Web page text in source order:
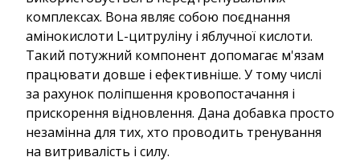
комплексах. Вона являє собою поєднання
амінокислоти L-цитруліну і яблучної кислоти.
Такий потужний компонент допомагає м'язам
працювати довше і ефективніше. У тому числі
за рахунок поліпшення кровопостачання і
прискорення відновлення. Дана добавка просто
незамінна для тих, хто проводить тренування
на витривалість і силу.